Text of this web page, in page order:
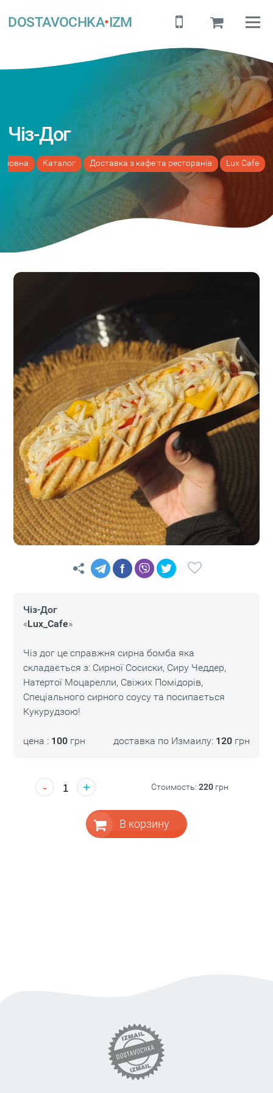
DOSTAVOCHKA•IZM
Чіз-Дог
Каталог Доставка з кафе та ресторанів Lux Cafe
f
Чіз-Дог
«Lux_Cafe»
Чіз дог це справжня сирна бомба яка
складається з: Сирної Сосиски, Сиру Чеддер,
Натертої Моцарелли, Свіжих Помідорів,
Спеціального сирного соусу та посипається
Кукурудзою!
цена : 100грн доставка по Измаилу: 120 грн
- + Стоимость:220 грн
В корзину